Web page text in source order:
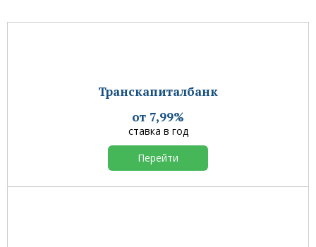
Транскапиталбанк
от 7,99%
ставка в год
Перейти